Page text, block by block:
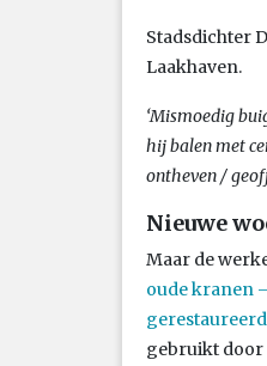
Stadsdichter
Laakhaven.
‘Mismoedig
hij balen met
ontheven /
Nieuwe
Maar de
oude kranen
gerestaureerd
gebruikt door